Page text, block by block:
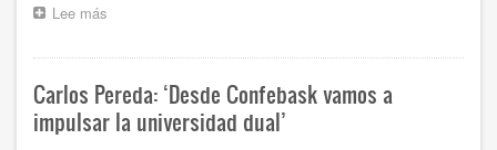
Lee más
ELA
LAB
Carlos Pereda: ‘Desde Confebask vamos a
impulsar la universidad dual’